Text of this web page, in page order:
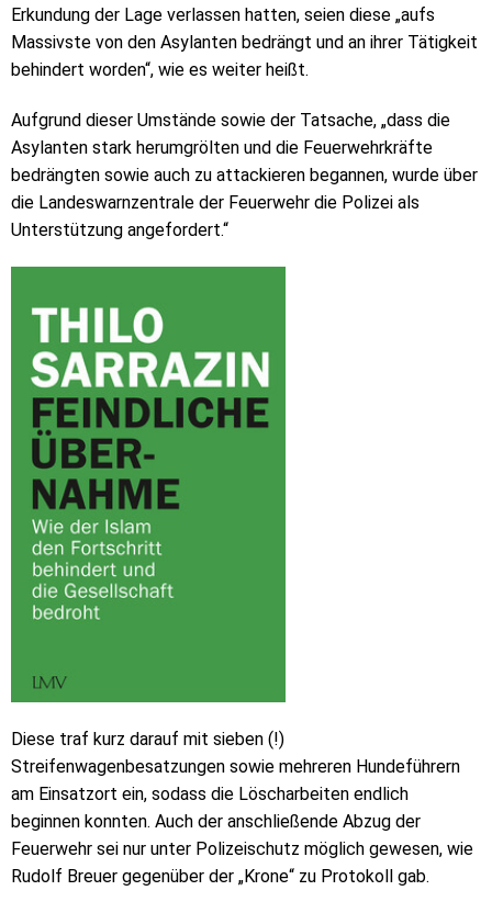
Erkundung der Lage verlassen hatten, seien diese „aufs
Massivste von den Asylanten bedrängt und an ihrer Tätigkeit
behindert worden“, wie es weiter heißt.
Aufgrund dieser Umstände sowie der Tatsache, „dass die
Asylanten stark herumgrölten und die Feuerwehrkräfte
bedrängten sowie auch zu attackieren begannen, wurde über
die Landeswarnzentrale der Feuerwehr die Polizei als
Unterstützung angefordert.“
Diese traf kurz darauf mit sieben (!)
Streifenwagenbesatzungen sowie mehreren Hundeführern
am Einsatzort ein, sodass die Löscharbeiten endlich
beginnen konnten. Auch der anschließende Abzug der
Feuerwehr sei nur unter Polizeischutz möglich gewesen, wie
Rudolf Breuer gegenüber der „Krone“ zu Protokoll gab.